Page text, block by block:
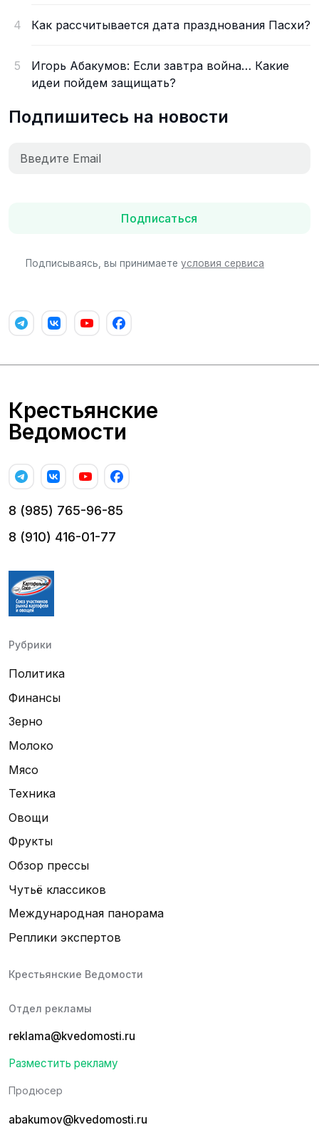
4 Как рассчитывается дата празднования Пасхи?
5
Игорь Абакумов: Если завтра война… Какие
идеи пойдем защищать?
Подпишитесь на новости
Подписаться
Подписываясь, вы принимаете условия сервиса
Крестьянские
Ведомости
8 (985) 765-96-85
8 (910) 416-01-77
Рубрики
Политика
Финансы
Зерно
Молоко
Мясо
Техника
Овощи
Фрукты
Обзор прессы
Чутьё классиков
Международная панорама
Реплики экспертов
Крестьянские Ведомости
Отдел рекламы
reklama@kvedomosti.ru
Разместить рекламу
Продюсер
abakumov@kvedomosti.ru